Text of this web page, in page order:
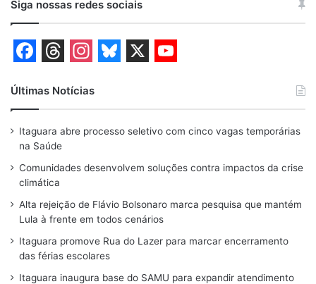
Siga nossas redes sociais
a
c
e
b
o
o
k
h
r
e
a
d
s
n
s
t
a
r
a
m
u
e
s
y
u
T
u
e
Últimas Notícias
Itaguara abre processo seletivo com cinco vagas temporárias
na Saúde
Comunidades desenvolvem soluções contra impactos da crise
climática
Alta rejeição de Flávio Bolsonaro marca pesquisa que mantém
Lula à frente em todos cenários
Itaguara promove Rua do Lazer para marcar encerramento
das férias escolares
Itaguara inaugura base do SAMU para expandir atendimento